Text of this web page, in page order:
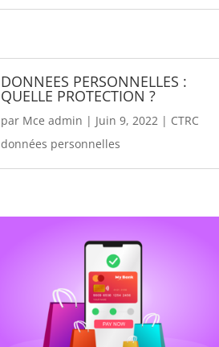
DONNEES PERSONNELLES :
QUELLE PROTECTION ?
par Mce admin | Juin 9, 2022 | CTRC
données personnelles